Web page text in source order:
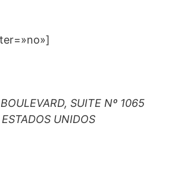
SUITE Nº 1065
UNIDOS